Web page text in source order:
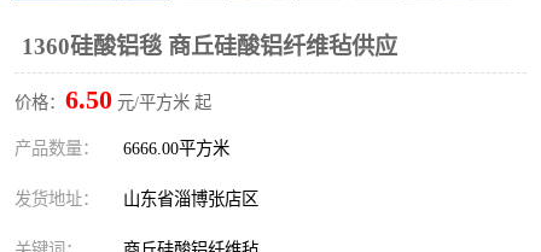
1360硅酸铝毯 商丘硅酸铝纤维毡供应
价格： 6.50 元/平方米 起
产品数量： 6666.00平方米
发货地址： 山东省淄博张店区